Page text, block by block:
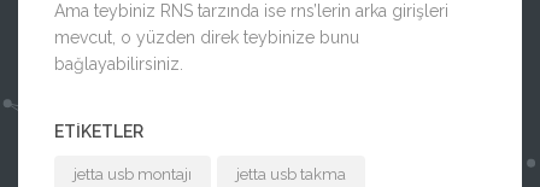
Ama teybiniz RNS tarzında ise rns’lerin arka girişleri
mevcut, o yüzden direk teybinize bunu
bağlayabilirsiniz.
ETIKETLER
jetta usb montajı jetta usb takma